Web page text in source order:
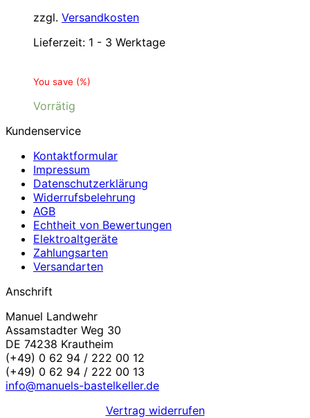
zzgl. Versandkosten
Lieferzeit: 1 - 3 Werktage
You save (%)
Vorrätig
Kundenservice
Kontaktformular
Impressum
Datenschutzerklärung
Widerrufsbelehrung
AGB
Echtheit von Bewertungen
Elektroaltgeräte
Zahlungsarten
Versandarten
Anschrift
Manuel Landwehr
Assamstadter Weg 30
DE 74238 Krautheim
(+49) 0 62 94 / 222 00 12
(+49) 0 62 94 / 222 00 13
info@manuels-bastelkeller.de
Vertrag widerrufen